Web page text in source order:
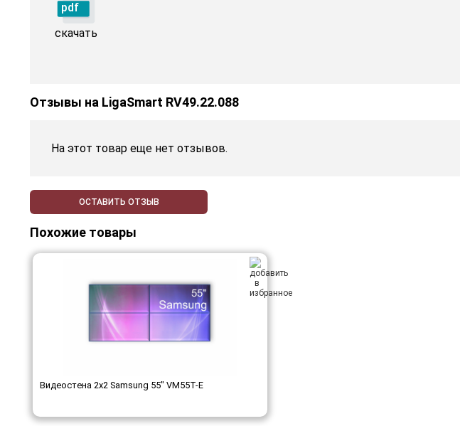
pdf
скачать
Отзывы на LigaSmart RV49.22.088
На этот товар еще нет отзывов.
ОСТАВИТЬ ОТЗЫВ
Похожие товары
Видеостена 2x2 Samsung 55" VM55T-E